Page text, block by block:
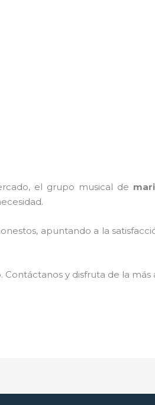
el grupo musical de
apuntando a la
Contáctanos y disfruta de la más